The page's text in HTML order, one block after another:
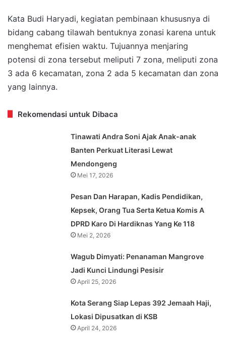
Kata Budi Haryadi, kegiatan pembinaan khususnya di
bidang cabang tilawah bentuknya zonasi karena untuk
menghemat efisien waktu. Tujuannya menjaring
potensi di zona tersebut meliputi 7 zona, meliputi zona
3 ada 6 kecamatan, zona 2 ada 5 kecamatan dan zona
yang lainnya.
Rekomendasi untuk Dibaca
Tinawati Andra Soni Ajak Anak-anak
Banten Perkuat Literasi Lewat
Mendongeng
Mei 17, 2026
Pesan Dan Harapan, Kadis Pendidikan,
Kepsek, Orang Tua Serta Ketua Komis A
DPRD Karo Di Hardiknas Yang Ke 118
Mei 2, 2026
Wagub Dimyati: Penanaman Mangrove
Jadi Kunci Lindungi Pesisir
April 25, 2026
Kota Serang Siap Lepas 392 Jemaah Haji,
Lokasi Dipusatkan di KSB
April 24, 2026